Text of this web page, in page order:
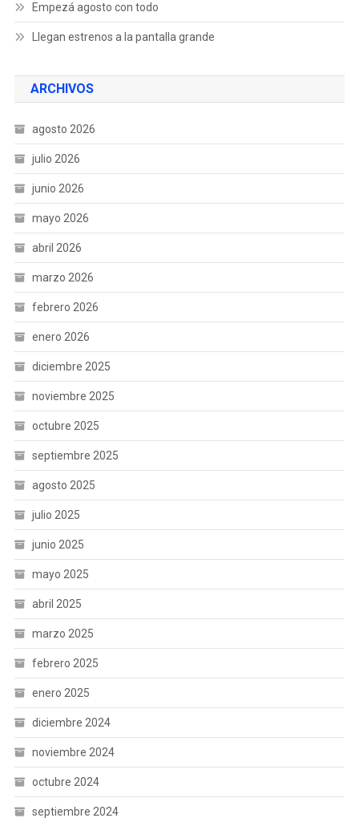
Empezá agosto con todo
Llegan estrenos a la pantalla grande
ARCHIVOS
agosto 2026
julio 2026
junio 2026
mayo 2026
abril 2026
marzo 2026
febrero 2026
enero 2026
diciembre 2025
noviembre 2025
octubre 2025
septiembre 2025
agosto 2025
julio 2025
junio 2025
mayo 2025
abril 2025
marzo 2025
febrero 2025
enero 2025
diciembre 2024
noviembre 2024
octubre 2024
septiembre 2024